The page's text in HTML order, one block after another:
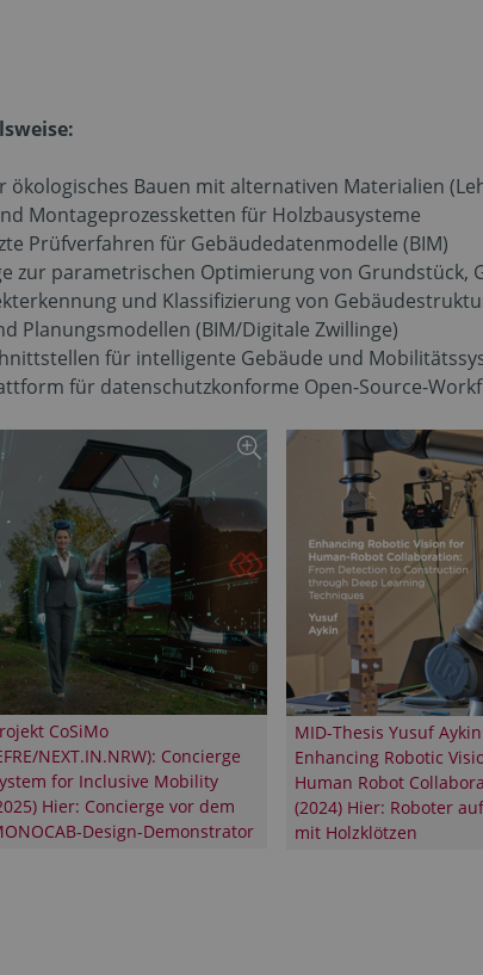
ökologisches Bauen mit alternativen Materialien
Montageprozessketten für Holzbausysteme
Prüfverfahren für Gebäudedatenmodelle (BIM)
zur parametrischen Optimierung von Grundstück,
und Klassifizierung von
Planungsmodellen (BIM/Digitale Zwillinge)
für intelligente Gebäude und
für datenschutzkonforme Open-Source-
CoSiMo
NEXT.IN.NRW): Concierge
for Inclusive Mobility
Hier: Concierge vor dem
Design-Demonstrator
MID-Thesis Yusuf
Enhancing Robotic
Human Robot
(2024) Hier: Roboter
mit Holzklötzen